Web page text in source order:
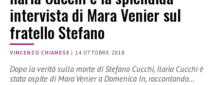
intervista di Mara Venier sul
fratello Stefano
VINCENZO CHIANESE | 14 OTTOBRE 2018
Dopo la verità sulla morte di Stefano Cucchi, Ilaria Cucchi è
stata ospite di Mara Venier a Domenica In, raccontando…